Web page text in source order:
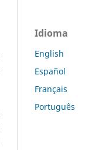
Idioma
English
Español
Français
Português